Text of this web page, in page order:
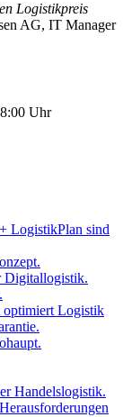
Logistikpreis
AG, IT Manager
Uhr
LogistikPlan sind
Digitallogistik.
optimiert Logistik
Handelslogistik.